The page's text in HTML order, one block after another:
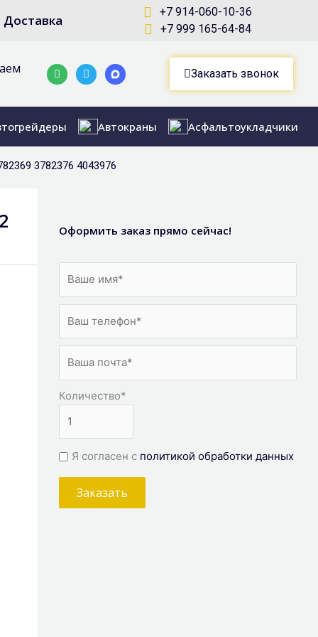
Доставка
+7 914-060-10-36
+7 999 165-64-84
WhatsappTelegram-
plane Заказать звонок
Автокраны Асфальтоукладчики
3782376 4043976
Оформить заказ прямо сейчас!
Количество*
Я согласен с политикой обработки данных
Заказать